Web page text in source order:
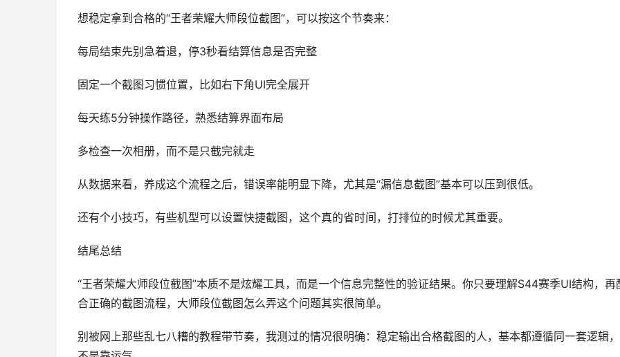
想稳定拿到合格的“王者荣耀大师段位截图”，可以按这个节奏来：
每局结束先别急着退，停3秒看结算信息是否完整
固定一个截图习惯位置，比如右下角UI完全展开
每天练5分钟操作路径，熟悉结算界面布局
多检查一次相册，而不是只截完就走
从数据来看，养成这个流程之后，错误率能明显下降，尤其是“漏信息截图”基本可以压到很低。
还有个小技巧，有些机型可以设置快捷截图，这个真的省时间，打排位的时候尤其重要。
结尾总结
“王者荣耀大师段位截图”本质不是炫耀工具，而是一个信息完整性的验证结果。你只要理解S44赛季UI结构，再
合正确的截图流程，大师段位截图怎么弄这个问题其实很简单。
别被网上那些乱七八糟的教程带节奏，我测过的情况很明确：稳定输出合格截图的人，基本都遵循同一套逻辑